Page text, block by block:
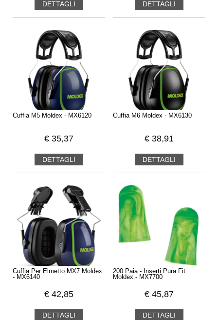
DETTAGLI DETTAGLI
Cuffia M5 Moldex - MX6120
€ 35,37
DETTAGLI
Cuffia M6 Moldex - MX6130
€ 38,91
DETTAGLI
Cuffia Per Elmetto MX7 Moldex
- MX6140
€ 42,85
DETTAGLI
200 Paia - Inserti Pura Fit
Moldex - MX7700
€ 45,87
DETTAGLI